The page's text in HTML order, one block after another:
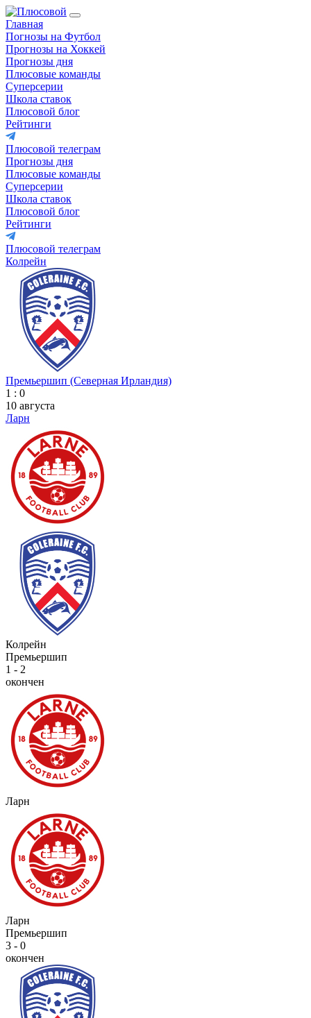
Главная
Погнозы на Футбол
Прогнозы на Хоккей
Прогнозы дня
Плюсовые команды
Суперсерии
Школа ставок
Плюсовой блог
Рейтинги
Плюсовой телеграм
Прогнозы дня
Плюсовые команды
Суперсерии
Школа ставок
Плюсовой блог
Рейтинги
Плюсовой телеграм
Колрейн
Премьершип (Северная Ирландия)
1 : 0
10 августа
Ларн
Колрейн
Премьершип
1 - 2
окончен
Ларн
Ларн
Премьершип
3 - 0
окончен